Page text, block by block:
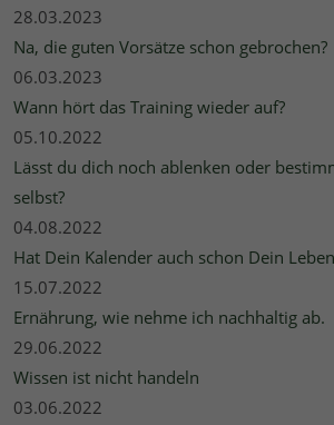
28.03.2023
Na, die guten Vorsätze schon gebrochen?
06.03.2023
Wann hört das Training wieder auf?
05.10.2022
Lässt du dich noch ablenken oder
selbst?
04.08.2022
Hat Dein Kalender auch schon Dein
15.07.2022
Ernährung, wie nehme ich nachhaltig ab.
29.06.2022
Wissen ist nicht handeln
03.06.2022